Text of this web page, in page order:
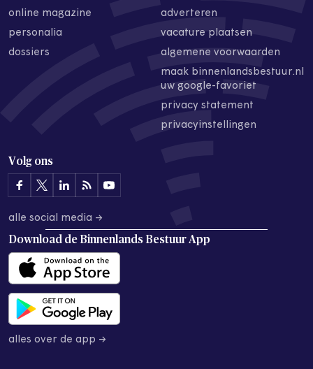
online magazine
personalia
dossiers
adverteren
vacature plaatsen
algemene voorwaarden
maak binnenlandsbestuur.nl
uw google-favoriet
privacy statement
privacyinstellingen
Volg ons
alle social media →
Download de Binnenlands Bestuur App
alles over de app →